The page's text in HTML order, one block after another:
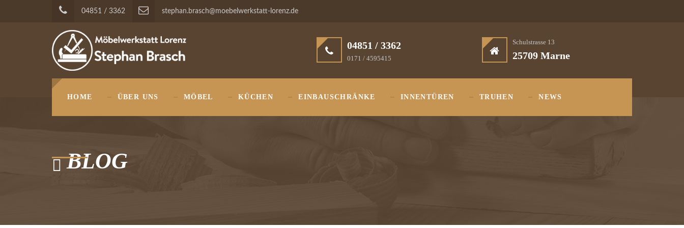
04851 / 3362 stephan.brasch@moebelwerkstatt-lorenz.de
04851 / 3362
0171 / 4595415
Schulstrasse 13
25709 Marne
HOME ÜBER UNS MÖBEL KÜCHEN EINBAUSCHRÄNKE INNENTÜREN TRUHEN NEWS
BLOG